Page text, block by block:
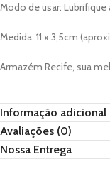
Modo de usar: Lubrifique
Medida: 11 x 3,5cm
Armazém Recife, sua
Informação adicional
Avaliações (0)
Nossa Entrega